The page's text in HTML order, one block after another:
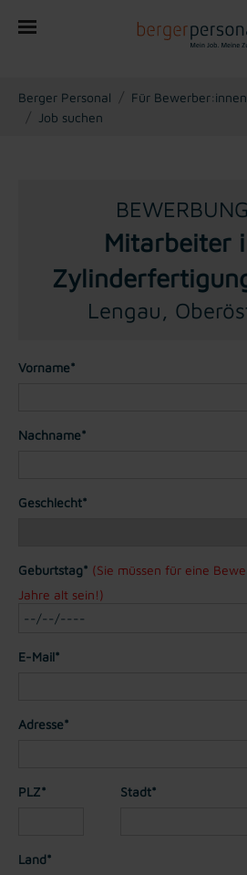
You are here:
Berger Personal
Für Bewerber:innen
Job suchen
Mitarbeiter
Lengau,
Vorname*
Nachname*
Geschlecht*
Geburtstag* (Sie müssen für eine
Jahre alt sein!)
E-Mail*
Adresse*
PLZ* Stadt*
Land*